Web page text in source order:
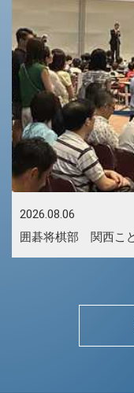
2026.08.06
囲碁将棋部 関西こ